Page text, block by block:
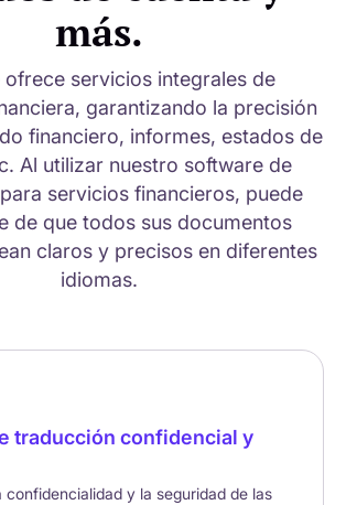
más.
ofrece servicios integrales de
garantizando la precisión
financiero, informes, estados de
Al utilizar nuestro software de
servicios financieros, puede
de que todos sus documentos
claros y precisos en diferentes
idiomas.
traducción confidencial y
confidencialidad y la seguridad de las